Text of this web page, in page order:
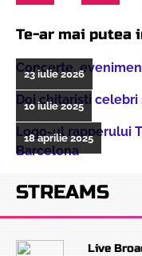
Te-ar mai putea
Concerte,
23 iulie 2026
Doi chitarişti celebri
10 iulie 2025
Logo-ul rapperului
Barcelona
18 aprilie 2025
STREAMS
Live